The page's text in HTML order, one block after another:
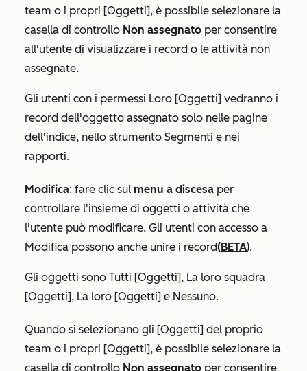
team o i propri [Oggetti], è possibile selezionare la
casella di controllo Non assegnato per consentire
all'utente di visualizzare i record o le attività non
assegnate.
Gli utenti con i permessi Loro [Oggetti] vedranno i
record dell'oggetto assegnato solo nelle pagine
dell'indice, nello strumento Segmenti e nei
rapporti.
Modifica: fare clic sul menu a discesa per
controllare l'insieme di oggetti o attività che
l'utente può modificare. Gli utenti con accesso a
Modifica possono anche unire i record(BETA).
Gli oggetti sono Tutti [Oggetti], La loro squadra
[Oggetti], La loro [Oggetti] e Nessuno.
Quando si selezionano gli [Oggetti] del proprio
team o i propri [Oggetti], è possibile selezionare la
casella di controllo Non assegnato per consentire